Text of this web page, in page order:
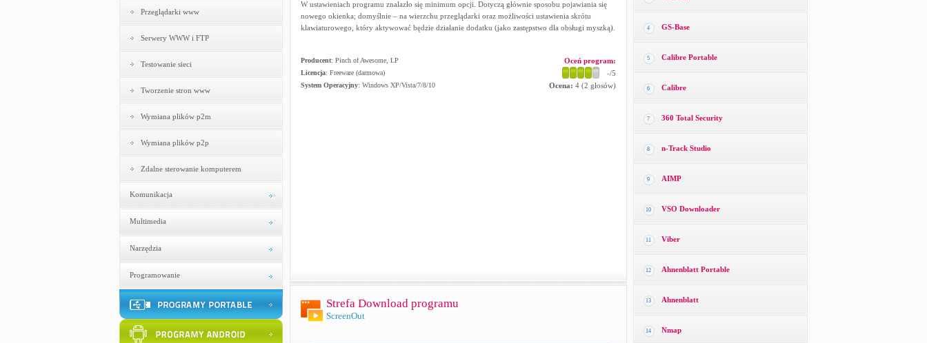
Przeglądarki www
Serwery WWW i FTP
Testowanie sieci
Tworzenie stron www
Wymiana plików p2m
Wymiana plików p2p
Zdalne sterowanie komputerem
Komunikacja
Multimedia
Narzędzia
Programowanie
W ustawieniach programu znalazło się minimum opcji. Dotyczą głównie sposobu pojawiania się
nowego okienka; domyślnie – na wierzchu przeglądarki oraz możliwości ustawienia skrótu
klawiaturowego, który aktywować będzie działanie dodatku (jako zastępstwo dla obsługi myszką).
Producent: Pinch of Awesome, LP
Licencja: Freeware (darmowa)
System Operacyjny: Windows XP/Vista/7/8/10
Oceń program:
-/5
Ocena: 4(2 głosów)
Strefa Download programu
ScreenOut
4 GS-Base
5 Calibre Portable
6 Calibre
7 360 Total Security
8 n-Track Studio
9 AIMP
10 VSO Downloader
11 Viber
12 Ahnenblatt Portable
13 Ahnenblatt
14 Nmap